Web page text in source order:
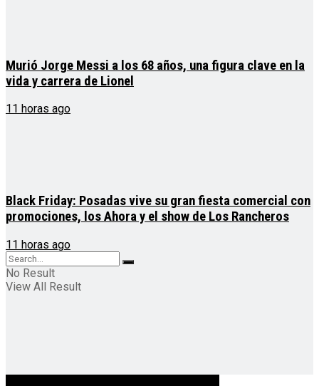
Murió Jorge Messi a los 68 años, una figura clave en la
vida y carrera de Lionel
11 horas ago
Black Friday: Posadas vive su gran fiesta comercial con
promociones, los Ahora y el show de Los Rancheros
11 horas ago
No Result
View All Result